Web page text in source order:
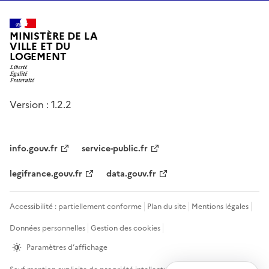
MINISTÈRE DE LA
VILLE ET DU
LOGEMENT
Version : 1.2.2
info.gouv.fr
service-public.fr
legifrance.gouv.fr
data.gouv.fr
Accessibilité : partiellement conforme Plan du site Mentions légales
Données personnelles Gestion des cookies
Paramètres d’affichage